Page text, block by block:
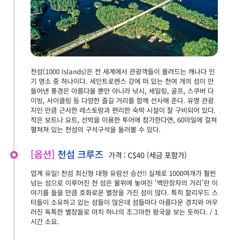
천섬(1000 Islands)은 전 세계에서 관광객들이 몰려드는 캐나다 인
기 명소 중 하나이다. 세인트로렌스 강에 떠 있는 천여 개의 섬이 만
들어낸 풍경은 아름다울 뿐만 아니라 낚시, 세일링, 골프, 스쿠버 다
이빙, 사이클링 등 다양한 즐길 거리를 함께 선사해 준다. 유명 관광
지인 만큼 근사한 레스토랑과 편리한 숙박 시설이 잘 구비되어 있다.
작은 보트나 요트, 선박을 이용한 투어에 참가한다면, 60마일에 걸쳐
펼쳐져 있는 천섬의 구석구석을 둘러볼 수 있다.
[옵션] 천섬 크루즈 가격 : C$40 (세금 포함가)
업계 유일! 천섬 최신형 대형 유람선 승선!! 실제로 1000여개가 훨씬
넘는 섬으로 이루어진 천 섬은 물위에 놓여진 '백만장자의 거리'란 이
야기를 들을 만큼 호화로운 별장을 가진 섬이 많다. 특히 할리우드 스
타들이 소유하고 있는 섬들이 많은데 섬들마다 아름다운 경치와 어우
러진 독특한 별장들로 마치 하나의 조그마한 왕국을 보는 듯하다. / 1
시간 소요.